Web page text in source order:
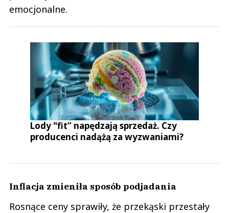
emocjonalne.
Lody "fit” napędzają sprzedaż. Czy
producenci nadążą za wyzwaniami?
Inflacja zmieniła sposób podjadania
Rosnące ceny sprawiły, że przekąski przestały